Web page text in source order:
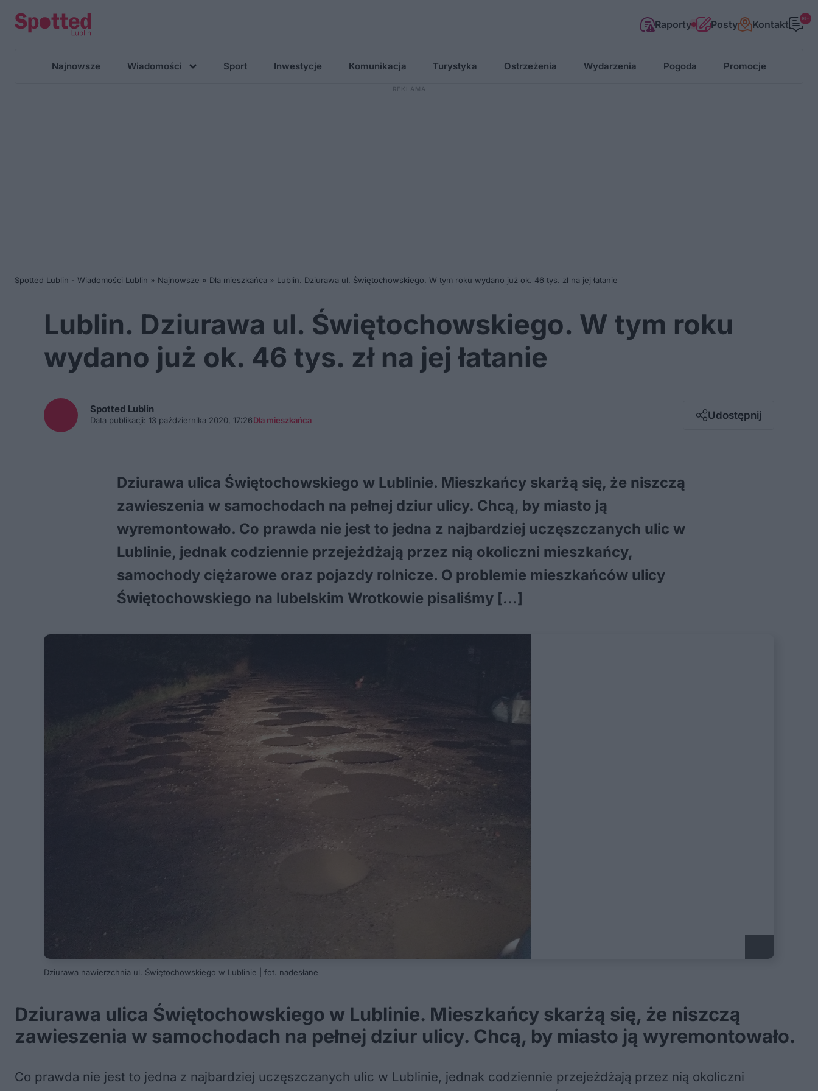
Raporty Posty Kontakt 99+
Najnowsze Wiadomości Sport Inwestycje Komunikacja Turystyka Ostrzeżenia Wydarzenia Pogoda Promocje
Spotted Lublin - Wiadomości Lublin » Najnowsze » Dla mieszkańca » Lublin. Dziurawa ul. Świętochowskiego. W tym roku wydano już ok. 46 tys. zł na jej łatanie
Lublin. Dziurawa ul. Świętochowskiego. W tym roku
wydano już ok. 46 tys. zł na jej łatanie
Spotted Lublin
Data publikacji: 13 października 2020, 17:26Dla mieszkańca Udostępnij
Messenger
Dziurawa ulica Świętochowskiego w Lublinie. Mieszkańcy skarżą się, że niszczą
zawieszenia w samochodach na pełnej dziur ulicy. Chcą, by miasto ją
wyremontowało. Co prawda nie jest to jedna z najbardziej uczęszczanych ulic w
Lublinie, jednak codziennie przejeżdżają przez nią okoliczni mieszkańcy,
samochody ciężarowe oraz pojazdy rolnicze. O problemie mieszkańców ulicy
Świętochowskiego na lubelskim Wrotkowie pisaliśmy […]
Dziurawa nawierzchnia ul. Świętochowskiego w Lublinie | fot. nadesłane
Dziurawa ulica Świętochowskiego w Lublinie. Mieszkańcy skarżą się, że niszczą
zawieszenia w samochodach na pełnej dziur ulicy. Chcą, by miasto ją wyremontowało.
Co prawda nie jest to jedna z najbardziej uczęszczanych ulic w Lublinie, jednak codziennie przejeżdżają przez nią okoliczni